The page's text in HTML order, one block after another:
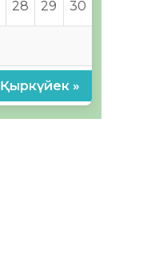
28 29 30
Қыркүйек »